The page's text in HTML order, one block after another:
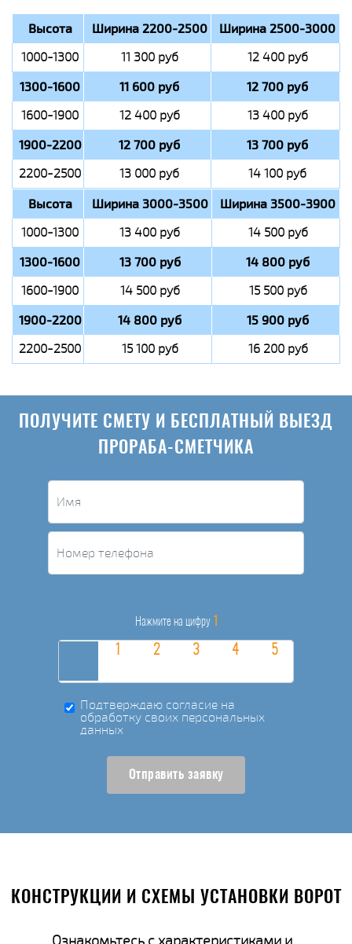
Высота Ширина 2200-2500 Ширина 2500-3000
1000-1300 11 300 руб 12 400 руб
1300-1600 11 600 руб 12 700 руб
1600-1900 12 400 руб 13 400 руб
1900-2200 12 700 руб 13 700 руб
2200-2500 13 000 руб 14 100 руб
Высота Ширина 3000-3500 Ширина 3500-3900
1000-1300 13 400 руб 14 500 руб
1300-1600 13 700 руб 14 800 руб
1600-1900 14 500 руб 15 500 руб
1900-2200 14 800 руб 15 900 руб
2200-2500 15 100 руб 16 200 руб
ПОЛУЧИТЕ СМЕТУ И БЕСПЛАТНЫЙ ВЫЕЗД
ПРОРАБА-СМЕТЧИКА
Нажмите на цифру 1
Подтверждаю согласие на
обработку своих персональных
данных
Отправить заявку
КОНСТРУКЦИИ И СХЕМЫ УСТАНОВКИ ВОРОТ